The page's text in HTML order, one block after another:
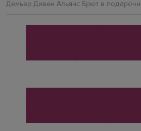
Демьер Дивен Альянс Брют в